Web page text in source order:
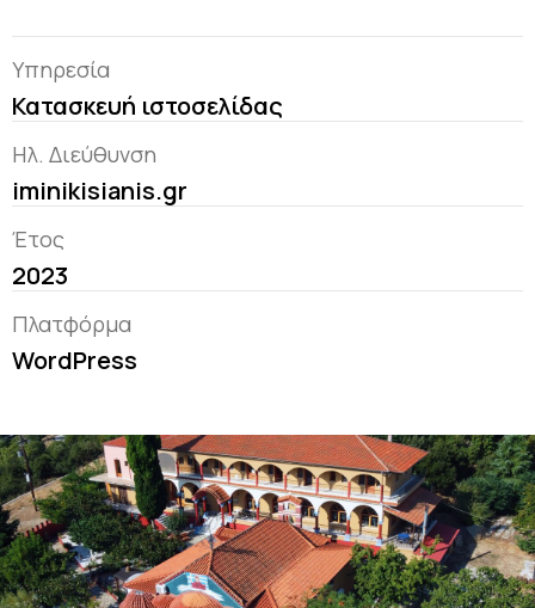
Υπηρεσία
Κατασκευή ιστοσελίδας
Ηλ. Διεύθυνση
iminikisianis.gr
Έτος
2023
Πλατφόρμα
WordPress